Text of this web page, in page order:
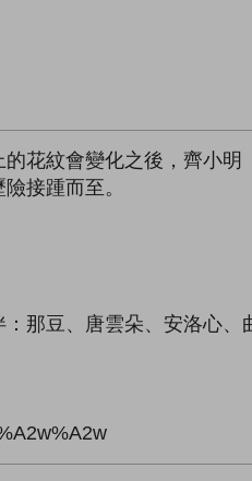
花紋會變化之後，齊小
接踵而至。
那豆、唐雲朵、安洛心